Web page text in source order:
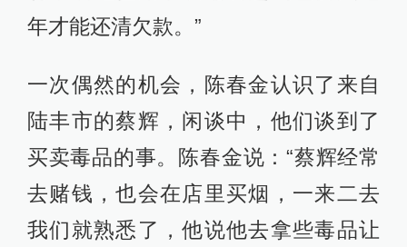
年才能还清欠款。”
一次偶然的机会，陈春金认识了来自
陆丰市的蔡辉，闲谈中，他们谈到了
买卖毒品的事。陈春金说：“蔡辉经常
去赌钱，也会在店里买烟，一来二去
我们就熟悉了，他说他去拿些毒品让